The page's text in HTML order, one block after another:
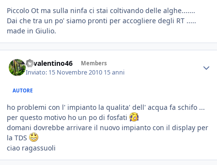
Piccolo Ot ma sulla ninfa ci stai coltivando delle alghe.......
Dai che tra un po' siamo pronti per accogliere degli RT .....
made in Giulio.
46valentino46 Members
Inviato: 15 Novembre 2010 15 anni
AUTORE
ho problemi con l' impianto la qualita' dell' acqua fa schifo ...
per questo motivo ho un po di fosfati
domani dovrebbe arrivare il nuovo impianto con il display per
la TDS
ciao ragassuoli